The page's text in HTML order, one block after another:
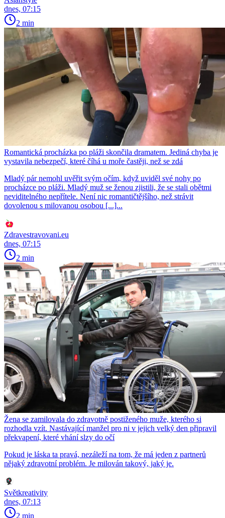
dnes, 07:15
2 min
Romantická procházka po pláži skončila dramatem. Jediná chyba je
vystavila nebezpečí, které číhá u moře častěji, než se zdá
Mladý pár nemohl uvěřit svým očím, když uviděl své nohy po
procházce po pláži. Mladý muž se ženou zjistili, že se stali obětmi
neviditelného nepřítele. Není nic romantičtějšího, než strávit
dovolenou s milovanou osobou [...]...
Zdravestravovani.eu
dnes, 07:15
2 min
Žena se zamilovala do zdravotně postiženého muže, kterého si
rozhodla vzít. Nastávající manžel pro ni v jejich velký den připravil
překvapení, které vhání slzy do očí
Pokud je láska ta pravá, nezáleží na tom, že má jeden z partnerů
nějaký zdravotní problém. Je milován takový, jaký je.
Světkreativity
dnes, 07:13
2 min